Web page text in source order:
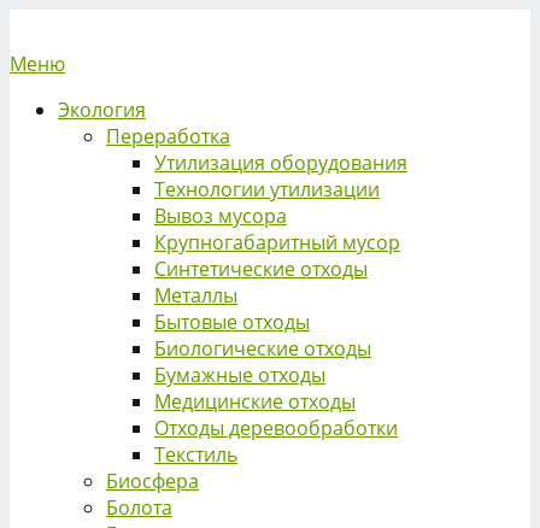
Меню
Экология
Переработка
Утилизация оборудования
Технологии утилизации
Вывоз мусора
Крупногабаритный мусор
Синтетические отходы
Металлы
Бытовые отходы
Биологические отходы
Бумажные отходы
Медицинские отходы
Отходы деревообработки
Текстиль
Биосфера
Болота